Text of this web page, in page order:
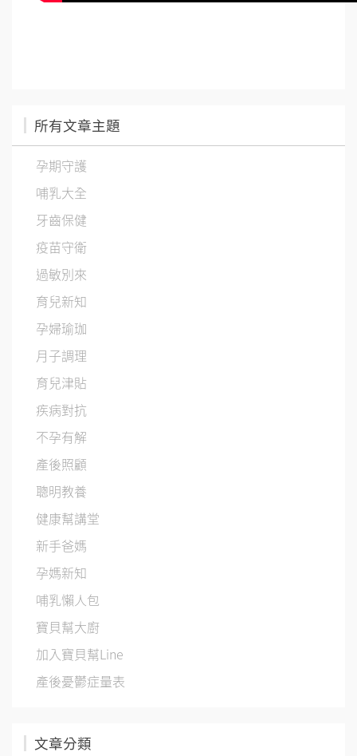
所有文章主題
孕期守護
哺乳大全
牙齒保健
疫苗守衛
過敏別來
育兒新知
孕婦瑜珈
月子調理
育兒津貼
疾病對抗
不孕有解
產後照顧
聰明教養
健康幫講堂
新手爸媽
孕媽新知
哺乳懶人包
寶貝幫大廚
加入寶貝幫Line
產後憂鬱症量表
文章分類